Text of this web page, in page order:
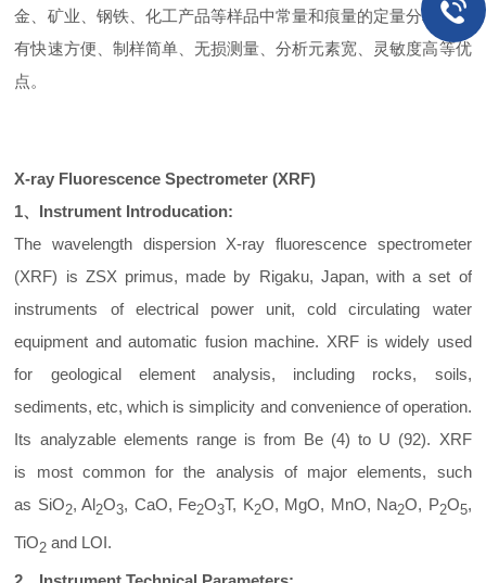
金、矿业、钢铁、化工产品等样品中常量和痕量的定量分析。具
有快速方便、制样简单、无损测量、分析元素宽、灵敏度高等优
点。
X-ray Fluorescence Spectrometer (XRF)
1、 Instrument Introducation:
The wavelength dispersion X-ray fluorescence spectrometer
(XRF) is ZSX primus, made by Rigaku, Japan, with a set of
instruments of electrical power unit, cold circulating water
equipment and automatic fusion machine. XRF is widely used
for geological element analysis, including rocks, soils,
sediments, etc, which is simplicity and convenience of operation.
Its analyzable elements range is from Be (4) to U (92). XRF
is most common for the analysis of major elements, such
as SiO2, Al2O3, CaO, Fe2O3T, K2O, MgO, MnO, Na2O, P2O5,
TiO2 and LOI.